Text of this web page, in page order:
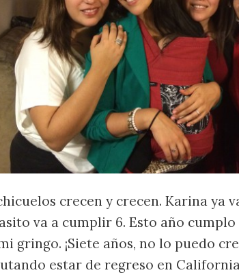
crecen y crecen. Karina ya
va a cumplir 6. Esto año cumplo
gringo. ¡Siete años, no lo puedo
estar de regreso en